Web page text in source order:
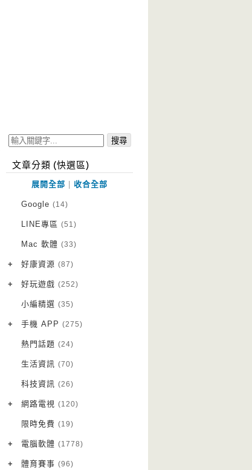
文章分類 (快選區)
展開全部 收合全部
Google (14)
LINE專區 (51)
Mac 軟體 (33)
+ 好康資源 (87)
VPN 翻牆
免費資源
字體下載
網站推薦
+ 好玩遊戲 (252)
Android 遊戲
iOS 遊戲
網頁遊戲
電腦遊戲
小編精選 (35)
+ 手機 APP (275)
Android 軟體
iOS 軟體
Root 相關
越獄JB
熱門話題 (24)
生活資訊 (70)
科技資訊 (26)
+ 網路電視 (120)
電視影集
電視節目
限時免費 (19)
+ 電腦軟體 (1778)
作業系統
+ 體育賽事 (96)